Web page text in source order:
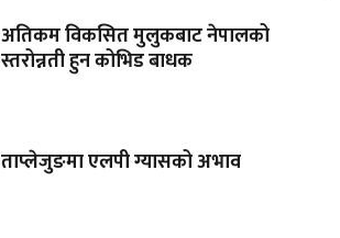
अतिकम विकसित मुलुकबाट नेपालको
स्तरोन्नती हुन कोभिड बाधक
ताप्लेजुङमा एलपी ग्यासको अभाव